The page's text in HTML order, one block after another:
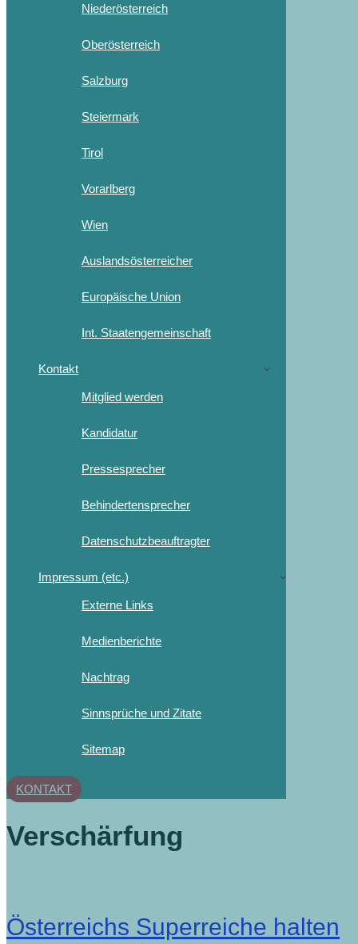
Niederösterreich
Oberösterreich
Salzburg
Steiermark
Tirol
Vorarlberg
Wien
Auslandsösterreicher
Europäische Union
Int. Staatengemeinschaft
Kontakt
Mitglied werden
Kandidatur
Pressesprecher
Behindertensprecher
Datenschutzbeauftragter
Impressum (etc.)
Externe Links
Medienberichte
Nachtrag
Sinnsprüche und Zitate
Sitemap
KONTAKT
Verschärfung
Österreichs Superreiche halten